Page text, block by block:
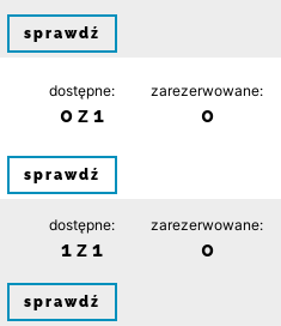
sprawdź
dostępne:
0 z 1
zarezerwowane:
0
sprawdź
dostępne:
1 z 1
zarezerwowane:
0
sprawdź